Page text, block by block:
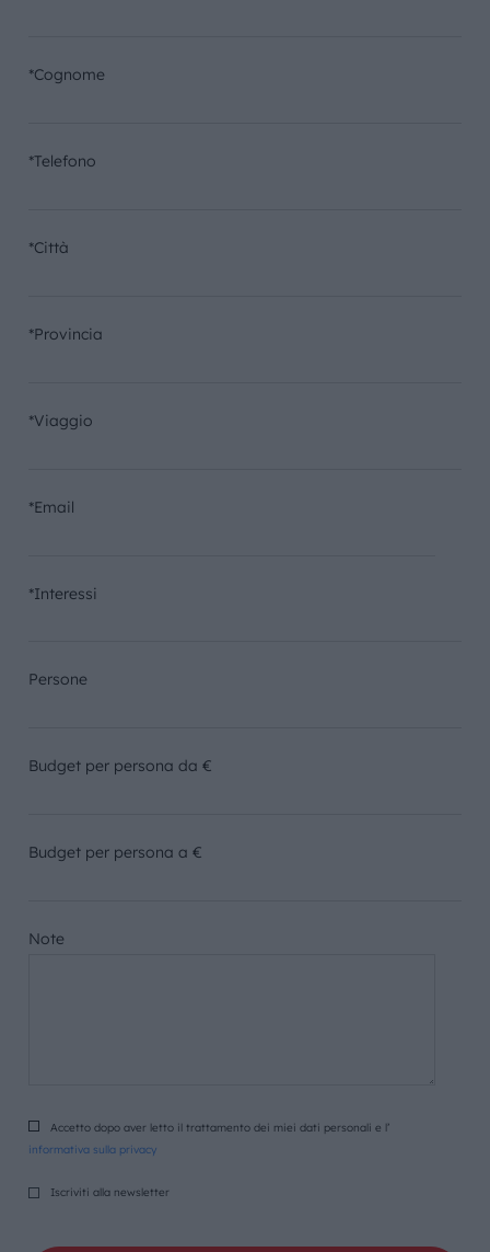
*Cognome
*Telefono
*Città
*Provincia
*Viaggio
*Email
*Interessi
Persone
Budget per persona da €
Budget per persona a €
Note
Accetto dopo aver letto il trattamento dei miei dati personali e l’
informativa sulla privacy
Iscriviti alla newsletter